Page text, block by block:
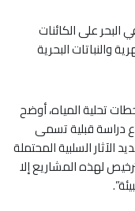
على الكائنات
والنباتات البحرية
تحلية المياه، أوضح
دراسة قبلية تسمى
الآثار السلبية المحتملة
لهذه المشاريع إلا